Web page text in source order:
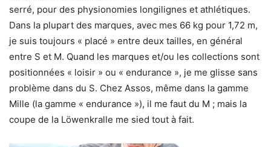
serré, pour des physionomies longilignes et athlétiques.
Dans la plupart des marques, avec mes 66 kg pour 1,72 m,
je suis toujours « placé » entre deux tailles, en général
entre S et M. Quand les marques et/ou les collections sont
positionnées « loisir » ou « endurance », je me glisse sans
problème dans du S. Chez Assos, même dans la gamme
Mille (la gamme « endurance »), il me faut du M ; mais la
coupe de la Löwenkralle me sied tout à fait.